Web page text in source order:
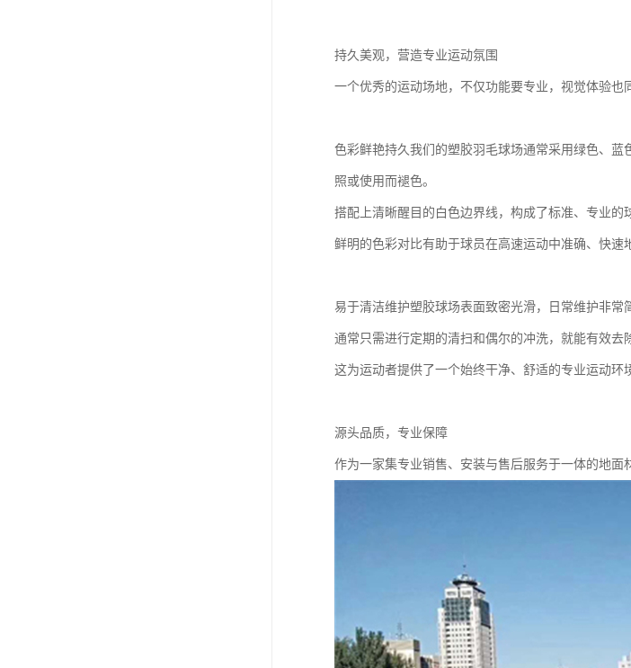
持久美观，营造专业运动氛围
一个优秀的运动场地，不仅功能要专业，视觉体验也
色彩鲜艳持久我们的塑胶羽毛球场通常采用绿色、
照或使用而褪色。
搭配上清晰醒目的白色边界线，构成了标准、专业的
鲜明的色彩对比有助于球员在高速运动中准确、快速
易于清洁维护塑胶球场表面致密光滑，日常维护非常
通常只需进行定期的清扫和偶尔的冲洗，就能有效去
这为运动者提供了一个始终干净、舒适的专业运动环
源头品质，专业保障
作为一家集专业销售、安装与售后服务于一体的地面